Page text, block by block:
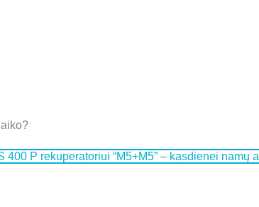
P rekuperatoriui “M5+M5” – kasdienei namų